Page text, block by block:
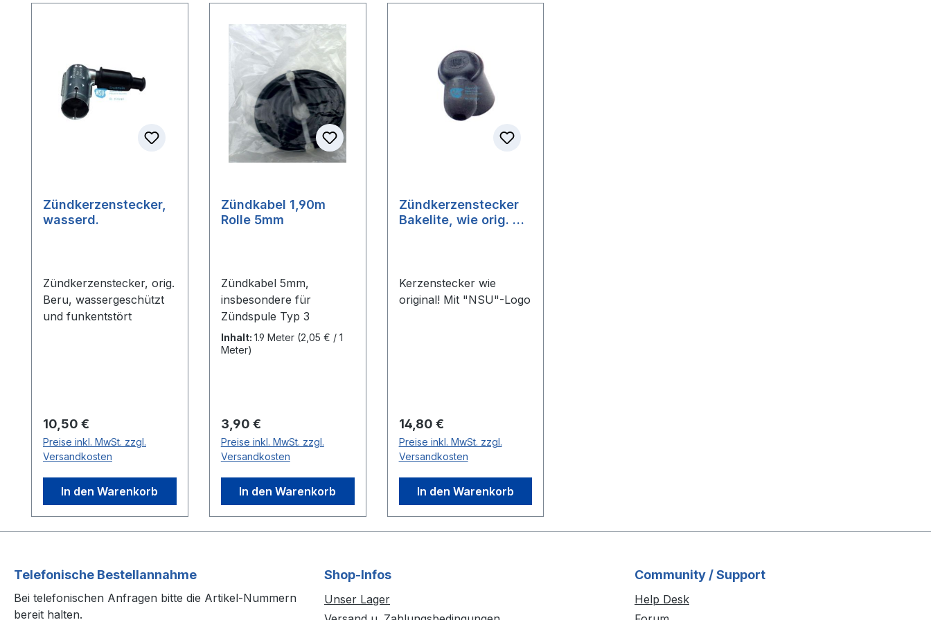
Zündkerzenstecker,
wasserd.
Zündkerzenstecker, orig.
Beru, wassergeschützt
und funkentstört
Regulärer Preis:
10,50 €
Preise inkl. MwSt. zzgl.
Versandkosten
In den Warenkorb
Zündkabel 1,90m
Rolle 5mm
Zündkabel 5mm,
insbesondere für
Zündspule Typ 3
Inhalt: 1.9 Meter (2,05 € / 1
Meter)
Regulärer Preis:
3,90 €
Preise inkl. MwSt. zzgl.
Versandkosten
In den Warenkorb
Zündkerzenstecker
Bakelite, wie orig. mit
Kerzenstecker wie
original! Mit "NSU"-Logo
Regulärer Preis:
14,80 €
Preise inkl. MwSt. zzgl.
Versandkosten
In den Warenkorb
Telefonische Bestellannahme
Bei telefonischen Anfragen bitte die Artikel-Nummern
bereit halten.
Shop-Infos
Unser Lager
Community / Support
Help Desk